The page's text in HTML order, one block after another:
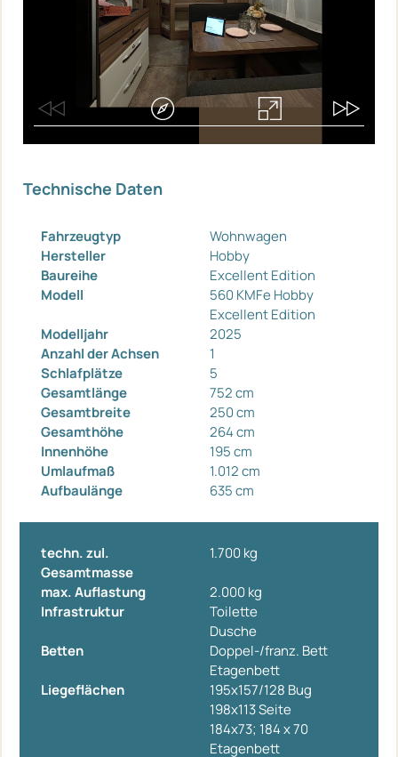
Technische Daten
Fahrzeugtyp
Wohnwagen
Hersteller
Hobby
Baureihe
Excellent Edition
Modell
560 KMFe Hobby
Excellent Edition
Modelljahr
2025
Anzahl der Achsen
1
Schlafplätze
5
Gesamtlänge
752 cm
Gesamtbreite
250 cm
Gesamthöhe
264 cm
Innenhöhe
195 cm
Umlaufmaß
1.012 cm
Aufbaulänge
635 cm
techn. zul.
Gesamtmasse
1.700 kg
max. Auflastung
2.000 kg
Infrastruktur
Toilette
Dusche
Betten
Doppel-/franz. Bett
Etagenbett
Liegeflächen
195x157/128 Bug
198x113 Seite
184x73; 184 x 70
Etagenbett